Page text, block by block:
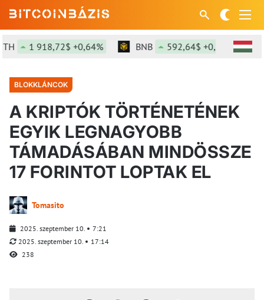
1 918,72$ +0,64% BNB 592,64$ +0,5% SOL
BLOKKLÁNCOK
A KRIPTÓK TÖRTÉNETÉNEK
EGYIK LEGNAGYOBB
TÁMADÁSÁBAN MINDÖSSZE
17 FORINTOT LOPTAK EL
Tomasito
2025. szeptember 10.
7:21
2025. szeptember 10.
17:14
238